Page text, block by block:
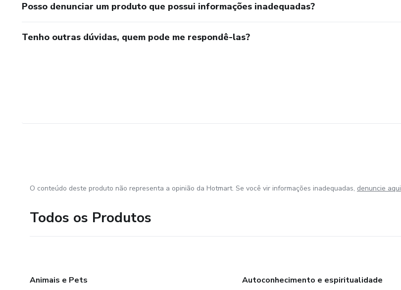
Posso denunciar um produto que possui informações inadequadas?
Tenho outras dúvidas, quem pode me respondê-las?
O conteúdo deste produto não representa a opinião da Hotmart. Se você vir informações inadequadas, denuncie aqui
Todos os Produtos
Animais e Pets
Autoconhecimento e espiritualidade